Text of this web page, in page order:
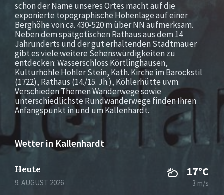
schon der Name unseres Ortes macht auf die
exponierte topographische Höhenlage auf einer
Berghöhe von ca. 430-520 m über NN aufmerksam.
Neben dem spätgotischen Rathaus aus dem 14
Jahrunderts und der gut erhaltenden Stadtmauer
gibt es viele weitere Sehenswürdigkeiten zu
entdecken: Wasserschloss Körtlinghausen,
Kulturhöhle Hohler Stein, Kath. Kirche im Barockstil
(1722), Rathaus (14./15. Jh.), Köhlerhütte uvm.
Verschieden Themen Wanderwege sowie
unterschiedlichste Rundwanderwege finden Ihren
Anfangspunkt in und um Kallenhardt.
Wetter in Kallenhardt
Heute
9. AUGUST 2026
17°C
3 m/s